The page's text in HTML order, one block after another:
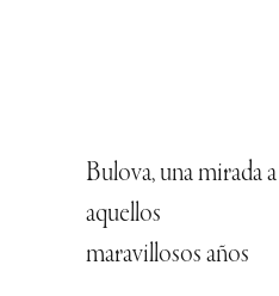
Bulova, una mirada a
aquellos
maravillosos años